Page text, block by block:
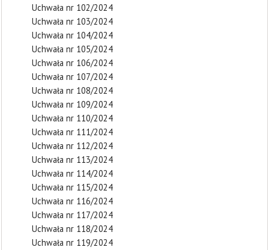
Uchwała nr 102/2024
Uchwała nr 103/2024
Uchwała nr 104/2024
Uchwała nr 105/2024
Uchwała nr 106/2024
Uchwała nr 107/2024
Uchwała nr 108/2024
Uchwała nr 109/2024
Uchwała nr 110/2024
Uchwała nr 111/2024
Uchwała nr 112/2024
Uchwała nr 113/2024
Uchwała nr 114/2024
Uchwała nr 115/2024
Uchwała nr 116/2024
Uchwała nr 117/2024
Uchwała nr 118/2024
Uchwała nr 119/2024